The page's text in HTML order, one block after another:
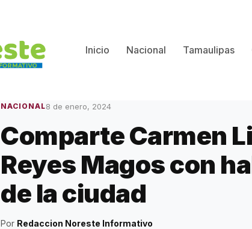
Inicio
Nacional Tamaulipas
NACIONAL8 de enero, 2024
Comparte Carmen
Reyes Magos con
de la ciudad
Por Redaccion Noreste Informativo